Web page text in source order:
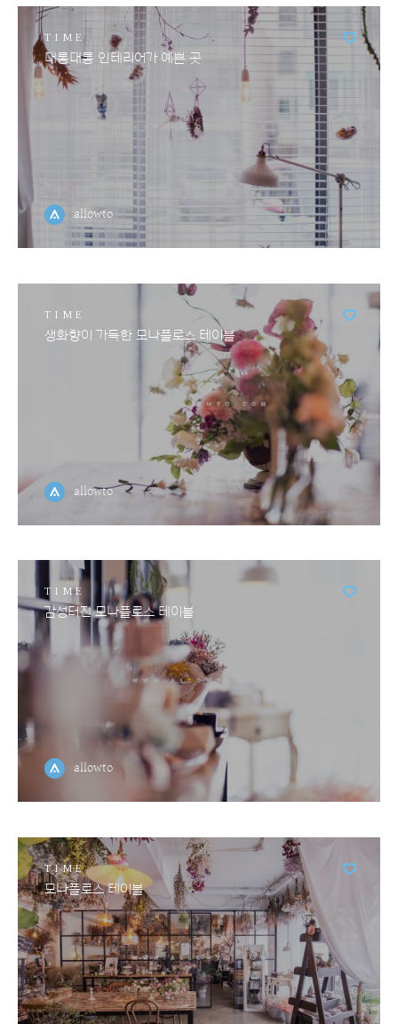
TIME
대롱대롱 인테리어가 예쁜 곳
allowto
TIME
생화향이 가득한 모나플로스 테이블
allowto
TIME
감성터진 모나플로스 테이블
allowto
TIME
모나플로스 테이블